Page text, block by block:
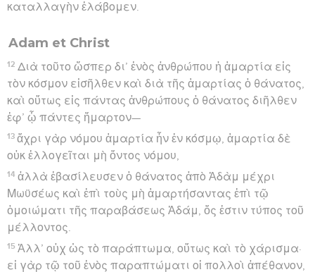
καταλλαγὴν ἐλάβομεν.
Adam et Christ
12 Διὰ τοῦτο ὥσπερ δι’ ἑνὸς ἀνθρώπου ἡ ἁμαρτία εἰς
τὸν κόσμον εἰσῆλθεν καὶ διὰ τῆς ἁμαρτίας ὁ θάνατος,
καὶ οὕτως εἰς πάντας ἀνθρώπους ὁ θάνατος διῆλθεν
ἐφ’ ᾧ πάντες ἥμαρτον—
13 ἄχρι γὰρ νόμου ἁμαρτία ἦν ἐν κόσμῳ, ἁμαρτία δὲ
οὐκ ἐλλογεῖται μὴ ὄντος νόμου,
14 ἀλλὰ ἐβασίλευσεν ὁ θάνατος ἀπὸ Ἀδὰμ μέχρι
Μωϋσέως καὶ ἐπὶ τοὺς μὴ ἁμαρτήσαντας ἐπὶ τῷ
ὁμοιώματι τῆς παραβάσεως Ἀδάμ, ὅς ἐστιν τύπος τοῦ
μέλλοντος.
15 Ἀλλ’ οὐχ ὡς τὸ παράπτωμα, οὕτως καὶ τὸ χάρισμα·
εἰ γὰρ τῷ τοῦ ἑνὸς παραπτώματι οἱ πολλοὶ ἀπέθανον,